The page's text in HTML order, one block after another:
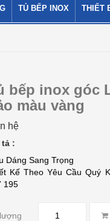
TỦ BẾP INOX THIẾT
bếp inox góc
màu vàng
hệ
tả :
Dáng Sang Trọng
Kế Theo Yêu Cầu Quý
195